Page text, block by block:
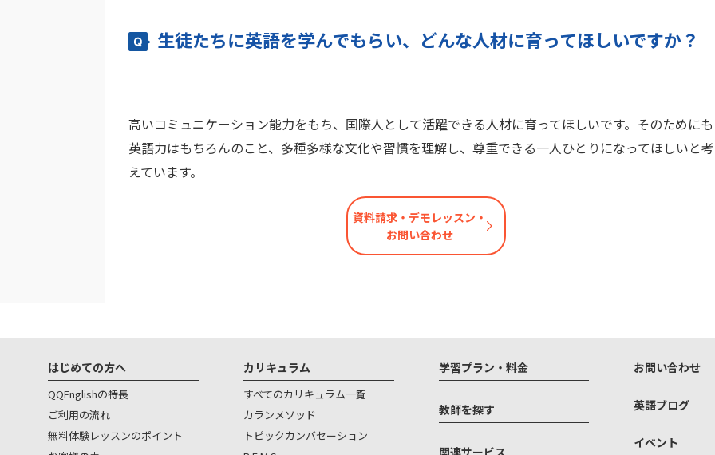
生徒たちに英語を学んでもらい、どんな人材に育ってほしいですか？
高いコミュニケーション能力をもち、国際人として活躍できる人材に育ってほしいです。そのためにも
英語力はもちろんのこと、多種多様な文化や習慣を理解し、尊重できる一人ひとりになってほしいと考
えています。
資料請求・デモレッスン・
お問い合わせ
はじめての方へ
QQEnglishの特長
ご利用の流れ
無料体験レッスンのポイント
カリキュラム
すべてのカリキュラム一覧
カランメソッド
トピックカンバセーション
学習プラン・料金
教師を探す
関連サービス
お問い合わせ
英語ブログ
イベント